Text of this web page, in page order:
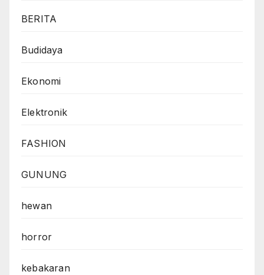
BERITA
Budidaya
Ekonomi
Elektronik
FASHION
GUNUNG
hewan
horror
kebakaran